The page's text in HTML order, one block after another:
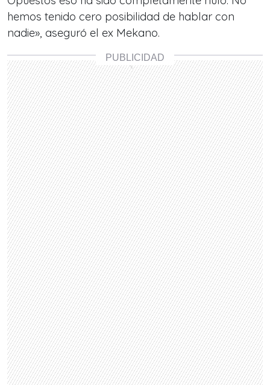
hemos tenido cero posibilidad de hablar con
nadie», aseguró el ex Mekano.